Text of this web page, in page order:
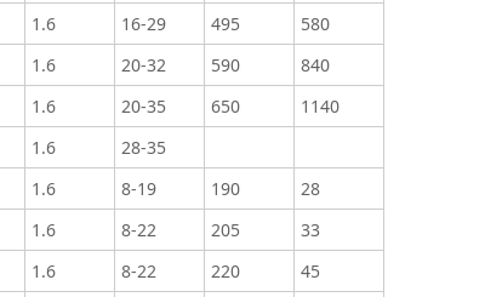
1.6 16-29 495
580
1.6 20-32 590
840
1.6 20-35 650
1140
1.6 28-35
1.6 8-19 190
28
1.6 8-22 205
33
1.6 8-22 220
45